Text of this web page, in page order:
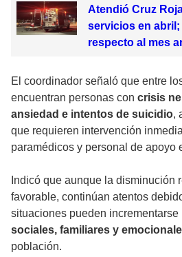
Atendió Cruz
servicios en abril;
respecto al mes
El coordinador señaló que entre
encuentran personas con crisis
ansiedad e intentos de suicidio,
que requieren intervención
paramédicos y personal de apoyo
Indicó que aunque la disminución
favorable, continúan atentos
situaciones pueden incrementarse
sociales, familiares y
población.